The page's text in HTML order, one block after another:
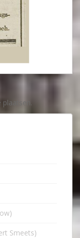
Smeets)